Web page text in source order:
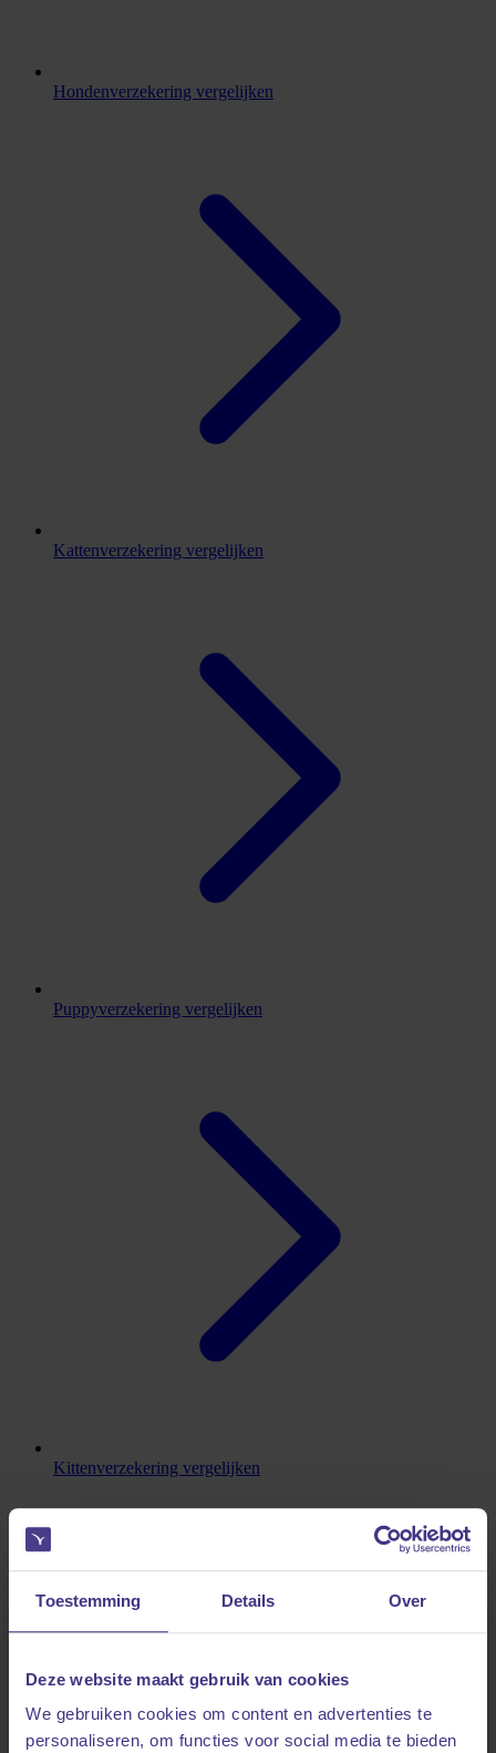
Toestemming Details Over
Deze website maakt gebruik van cookies
We gebruiken cookies om content en advertenties te
personaliseren, om functies voor social media te bieden
Hondenverzekering vergelijken
Kattenverzekering vergelijken
Puppyverzekering vergelijken
Kittenverzekering vergelijken